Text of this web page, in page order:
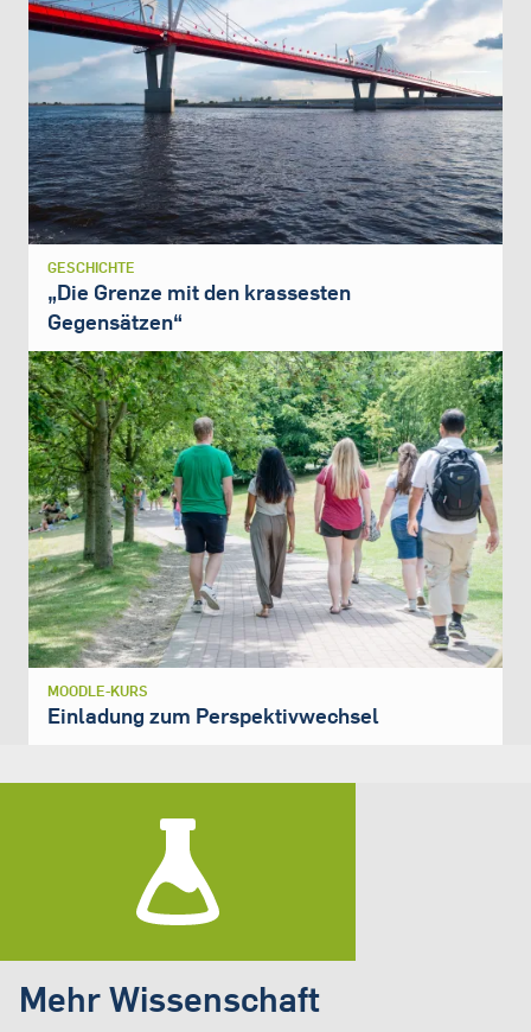
GESCHICHTE
„Die Grenze mit den krassesten
Gegensätzen“
MOODLE-KURS
Einladung zum Perspektivwechsel
Mehr Wissenschaft